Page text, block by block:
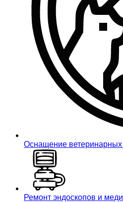
Оснащение ветеринарных
Ремонт эндоскопов и